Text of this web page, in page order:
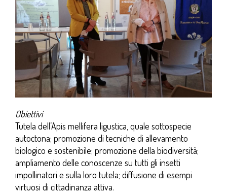
Obiettivi
Tutela dell’Apis mellifera ligustica, quale sottospecie
autoctona; promozione di tecniche di allevamento
biologico e sostenibile; promozione della biodiversità;
ampliamento delle conoscenze su tutti gli insetti
impollinatori e sulla loro tutela; diffusione di esempi
virtuosi di cittadinanza attiva.